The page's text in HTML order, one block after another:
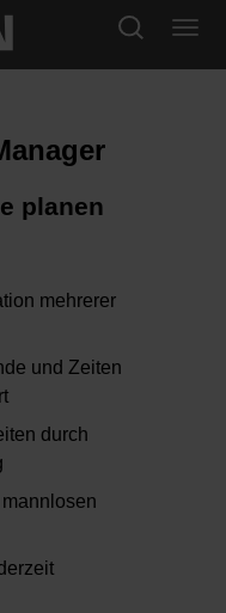
planen
mehrerer
und Zeiten
durch